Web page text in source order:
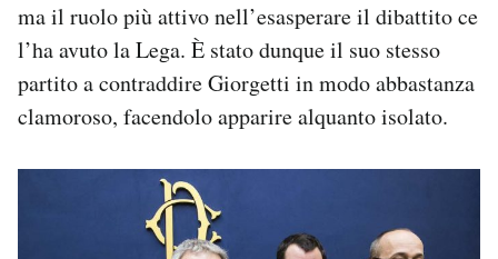
ma il ruolo più attivo nell’esasperare il dibattito ce
l’ha avuto la Lega. È stato dunque il suo stesso
partito a contraddire Giorgetti in modo abbastanza
clamoroso, facendolo apparire alquanto isolato.